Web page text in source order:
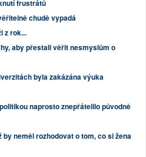
frustrátů
chudě vypadá
z rok...
aby přestali věřit nesmyslům o
byla zakázána výuka
naprosto znepřátelilo původně
by neměl rozhodovat o tom, co si žena